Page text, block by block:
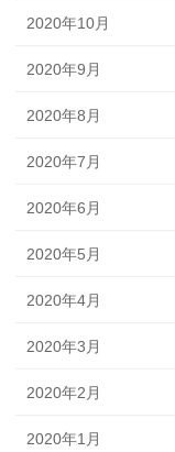
2020年10月
2020年9月
2020年8月
2020年7月
2020年6月
2020年5月
2020年4月
2020年3月
2020年2月
2020年1月